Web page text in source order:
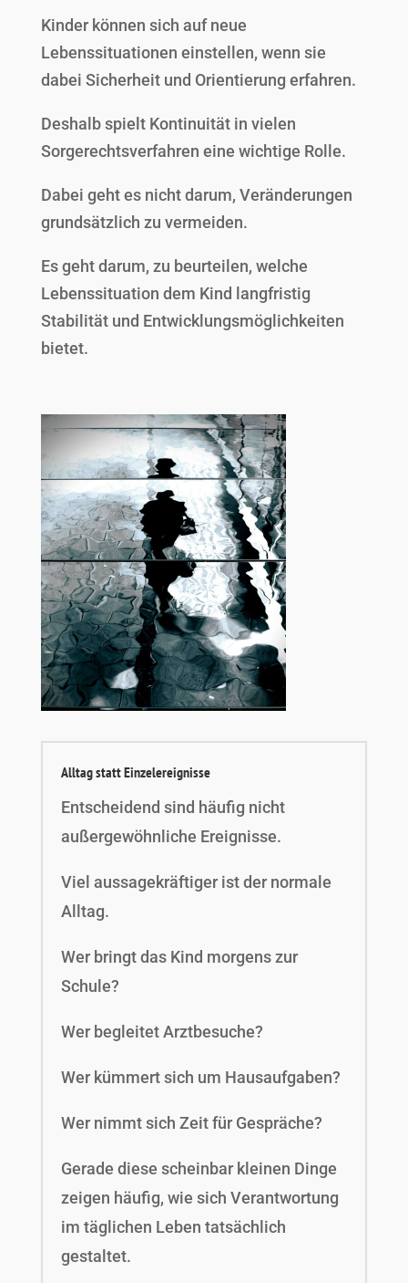
Kinder können sich auf neue
Lebenssituationen einstellen, wenn sie
dabei Sicherheit und Orientierung erfahren.
Deshalb spielt Kontinuität in vielen
Sorgerechtsverfahren eine wichtige Rolle.
Dabei geht es nicht darum, Veränderungen
grundsätzlich zu vermeiden.
Es geht darum, zu beurteilen, welche
Lebenssituation dem Kind langfristig
Stabilität und Entwicklungsmöglichkeiten
bietet.
Alltag statt Einzelereignisse
Entscheidend sind häufig nicht
außergewöhnliche Ereignisse.
Viel aussagekräftiger ist der normale
Alltag.
Wer bringt das Kind morgens zur
Schule?
Wer begleitet Arztbesuche?
Wer kümmert sich um Hausaufgaben?
Wer nimmt sich Zeit für Gespräche?
Gerade diese scheinbar kleinen Dinge
zeigen häufig, wie sich Verantwortung
im täglichen Leben tatsächlich
gestaltet.